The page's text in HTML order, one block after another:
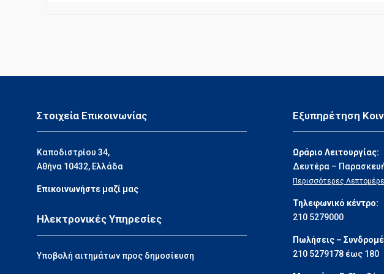
Στοιχεία Επικοινωνίας
Καποδιστρίου 34,
Αθήνα 10432, Ελλάδα
Επικοινωνήστε μαζί μας
Ηλεκτρονικές Υπηρεσίες
Υποβολή αιτημάτων προς δημοσίευση
Εξυπηρέτηση
Ωράριο Λειτουργίας:
Δευτέρα –
Περισσότερες
Τηλεφωνικό κέντρο:
210 5279000
Πωλήσεις –
210 5279178 έως 180